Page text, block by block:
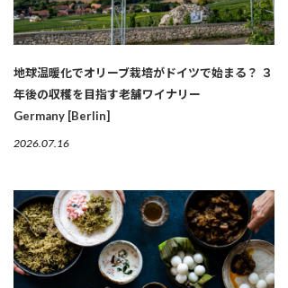
地球温暖化でオリーブ栽培がドイツで始まる？ ３
年後の収穫を目指す老舗ワイナリー
Germany [Berlin]
2026.07.16